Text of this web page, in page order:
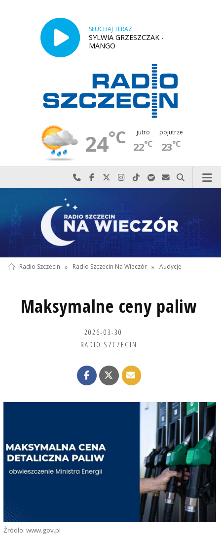
SŁUCHAJ TERAZ
SYLWIA GRZESZCZAK -
MANGO
24°C jutro
22°C
pojutrze
23°C
Najlepiej po prostu do nas zadzwoń
Odwiedź nas na Facebook-u
Odwiedź nas na X
Odwiedź nas na Instagram-ie
Odwiedź nas na TikTok-u
Szukaj nas na Spotify
Wyślij do nas
Szukaj
Radio Szczecin » Radio Szczecin Na Wieczór » Audycje
Maksymalne ceny paliw
2026-03-30
RADIO SZCZECIN
Źródło: www.gov.pl